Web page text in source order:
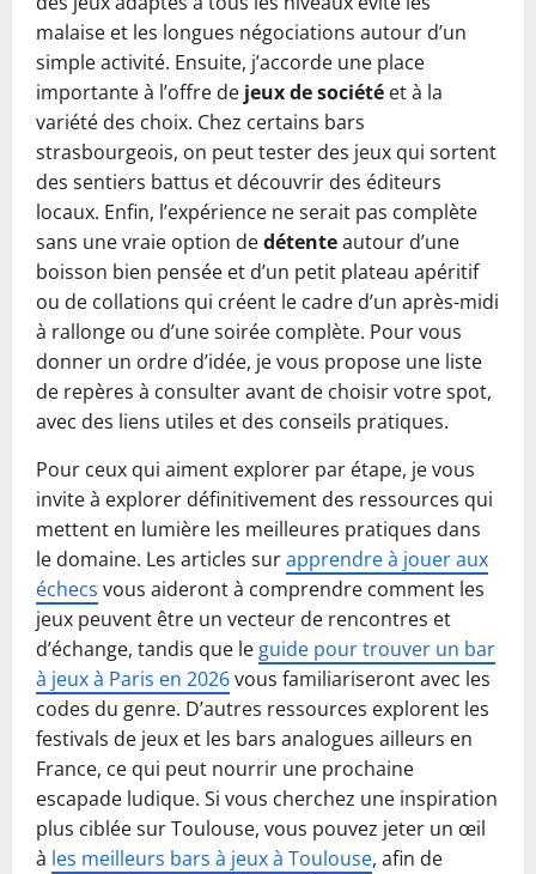
malaise et les longues négociations autour d’un
simple activité. Ensuite, j’accorde une place
importante à l’offre de jeux de société et à la
variété des choix. Chez certains bars
strasbourgeois, on peut tester des jeux qui sortent
des sentiers battus et découvrir des éditeurs
locaux. Enfin, l’expérience ne serait pas complète
sans une vraie option dedétenteautour d’une
boisson bien pensée et d’un petit plateau apéritif
ou de collations qui créent le cadre d’un après-midi
à rallonge ou d’une soirée complète. Pour vous
donner un ordre d’idée, je vous propose une liste
de repères à consulter avant de choisir votre spot,
avec des liens utiles et des conseils pratiques.
Pour ceux qui aiment explorer par étape, je vous
invite à explorer définitivement des ressources qui
mettent en lumière les meilleures pratiques dans
le domaine. Les articles surapprendre à jouer aux
échecs vous aideront à comprendre comment les
jeux peuvent être un vecteur de rencontres et
d’échange, tandis que le guide pour trouver un bar
à jeux à Paris en 2026vous familiariseront avec les
codes du genre. D’autres ressources explorent les
festivals de jeux et les bars analogues ailleurs en
France, ce qui peut nourrir une prochaine
escapade ludique. Si vous cherchez une inspiration
plus ciblée sur Toulouse, vous pouvez jeter un œil
à les meilleurs bars à jeux à Toulouse, afin de